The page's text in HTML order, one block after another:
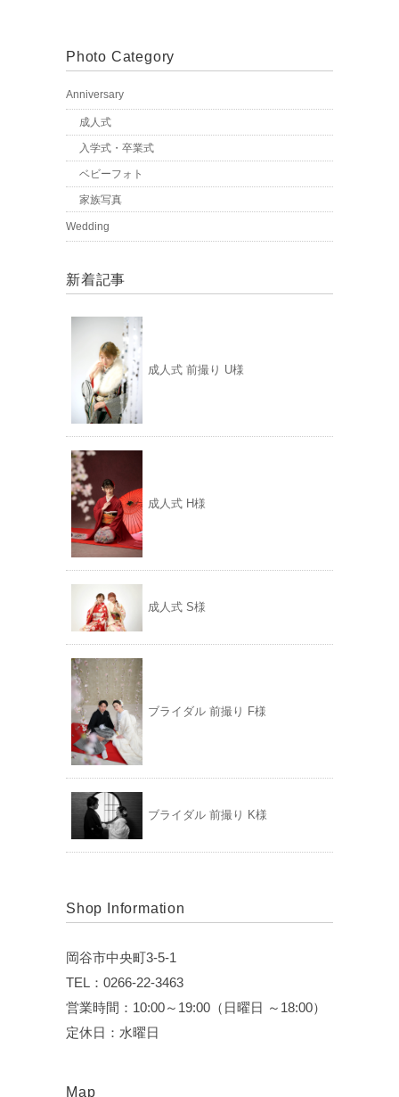
Photo Category
Anniversary
成人式
入学式・卒業式
ベビーフォト
家族写真
Wedding
新着記事
成人式 前撮り U様
成人式 H様
成人式 S様
ブライダル 前撮り F様
ブライダル 前撮り K様
Shop Information
岡谷市中央町3-5-1
TEL：0266-22-3463
営業時間：10:00～19:00（日曜日 ～18:00）
定休日：水曜日
Map